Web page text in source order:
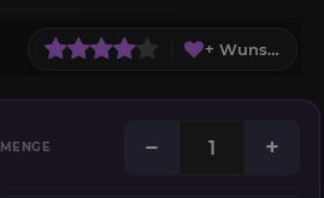
+ Wunschliste
MENGE − +